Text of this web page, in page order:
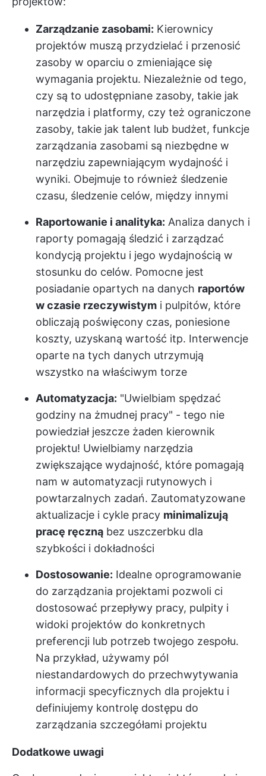
Zarządzanie zasobami: Kierownicy
projektów muszą przydzielać i przenosić
zasoby w oparciu o zmieniające się
wymagania projektu. Niezależnie od tego,
czy są to udostępniane zasoby, takie jak
narzędzia i platformy, czy też ograniczone
zasoby, takie jak talent lub budżet, funkcje
zarządzania zasobami są niezbędne w
narzędziu zapewniającym wydajność i
wyniki. Obejmuje to również śledzenie
czasu, śledzenie celów, między innymi
Raportowanie i analityka: Analiza danych i
raporty pomagają śledzić i zarządzać
kondycją projektu i jego wydajnością w
stosunku do celów. Pomocne jest
posiadanie opartych na danych raportów
w czasie rzeczywistym i pulpitów, które
obliczają poświęcony czas, poniesione
koszty, uzyskaną wartość itp. Interwencje
oparte na tych danych utrzymują
wszystko na właściwym torze
Automatyzacja: "Uwielbiam spędzać
godziny na żmudnej pracy" - tego nie
powiedział jeszcze żaden kierownik
projektu! Uwielbiamy narzędzia
zwiększające wydajność, które pomagają
nam w automatyzacji rutynowych i
powtarzalnych zadań. Zautomatyzowane
aktualizacje i cykle pracy minimalizują
pracę ręczną bez uszczerbku dla
szybkości i dokładności
Dostosowanie: Idealne oprogramowanie
do zarządzania projektami pozwoli ci
dostosować przepływy pracy, pulpity i
widoki projektów do konkretnych
preferencji lub potrzeb twojego zespołu.
Na przykład, używamy pól
niestandardowych do przechwytywania
informacji specyficznych dla projektu i
definiujemy kontrolę dostępu do
zarządzania szczegółami projektu
Dodatkowe uwagi